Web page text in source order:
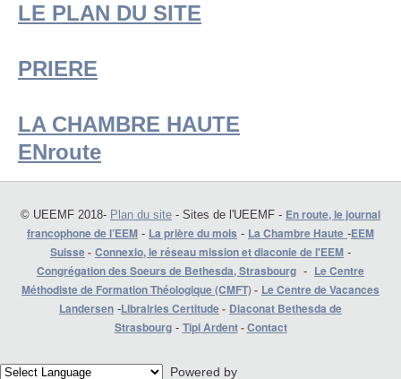
LE PLAN DU SITE
PRIERE
LA CHAMBRE HAUTE
ENroute
© UEEMF 2018- Plan du site - Sites de l'UEEMF - En route, le journal
francophone de l’EEM - La prière du mois - La Chambre Haute -EEM
Suisse- Connexio, le réseau mission et diaconie de l'EEM -
Congrégation des Soeurs de Bethesda, Strasbourg - Le Centre
Méthodiste de Formation Théologique (CMFT)- Le Centre de Vacances
Landersen -Librairies Certitude- Diaconat Bethesda de
Strasbourg- Tipi Ardent-Contact
Powered by